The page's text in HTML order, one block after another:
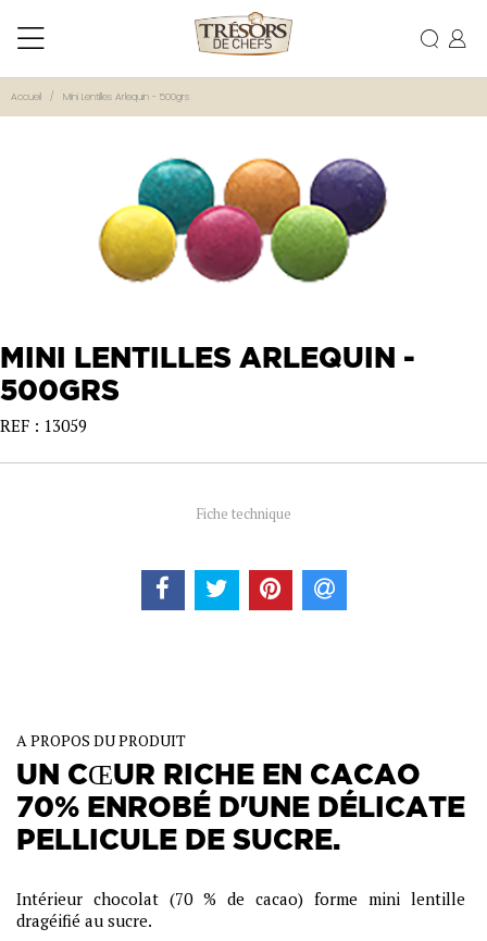
Accueil Mini Lentilles Arlequin - 500grs
MINI LENTILLES ARLEQUIN -
500GRS
REF : 13059
Fiche technique
A PROPOS DU PRODUIT
UN CŒUR RICHE EN CACAO
70% ENROBÉ D'UNE DÉLICATE
PELLICULE DE SUCRE.
Intérieur chocolat (70 % de cacao) forme mini lentille
dragéifié au sucre.